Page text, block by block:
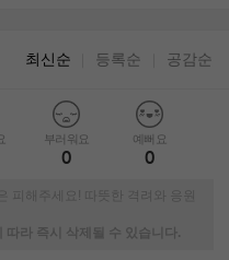
최신순 등록순 공감순
부러워요
0
예뻐요
0
해주세요! 따뜻한 격려와 응원
따라 즉시 삭제될 수 있습니다.